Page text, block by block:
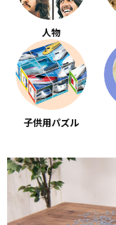
人物
子供用パズル